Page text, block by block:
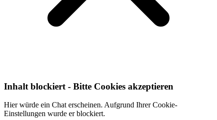
Inhalt blockiert - Bitte Cookies akzeptieren
Hier würde ein Chat erscheinen. Aufgrund Ihrer Cookie-
Einstellungen wurde er blockiert.